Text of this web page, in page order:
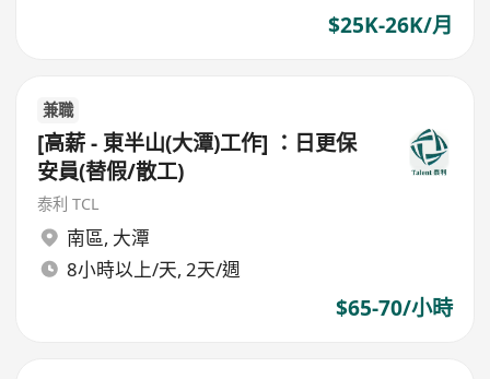
$25K-26K/月
兼職
[高薪 - 東半山(大潭)工作] ：日更保
安員(替假/散工)
泰利 TCL
南區, 大潭
8小時以上/天, 2天/週
$65-70/小時